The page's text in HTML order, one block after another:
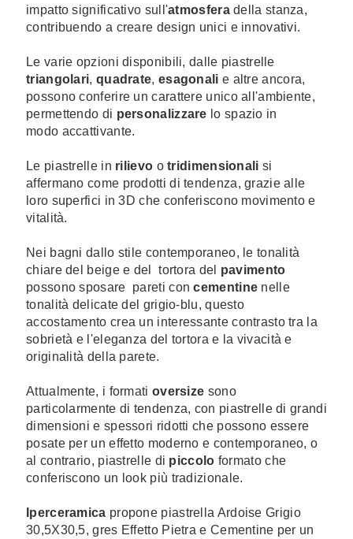
impatto significativo sull'atmosferadella stanza,
contribuendo a creare design unici e innovativi.
Le varie opzioni disponibili, dalle piastrelle
triangolari, quadrate, esagonali e altre ancora,
possono conferire un carattere unico all'ambiente,
permettendo di personalizzare lo spazio in
modo accattivante.
Le piastrelle in rilievo otridimensionali si
affermano come prodotti di tendenza, grazie alle
loro superfici in 3D che conferiscono movimento e
vitalità.
Nei bagni dallo stile contemporaneo, le tonalità
chiare del beige e del tortora del pavimento
possono sposare pareti concementine nelle
tonalità delicate del grigio-blu, questo
accostamento crea un interessante contrasto tra la
sobrietà e l'eleganza del tortora e la vivacità e
originalità della parete.
Attualmente, i formati oversize sono
particolarmente di tendenza, con piastrelle di grandi
dimensioni e spessori ridotti che possono essere
posate per un effetto moderno e contemporaneo, o
al contrario, piastrelle di piccolo formato che
conferiscono un look più tradizionale.
Iperceramica propone piastrella Ardoise Grigio
30,5X30,5, gres Effetto Pietra e Cementine per un